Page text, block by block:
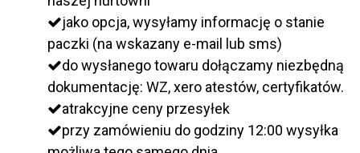
jako opcja, wysyłamy informację o stanie
paczki (na wskazany e-mail lub sms)
do wysłanego towaru dołączamy niezbędną
dokumentację: WZ, xero atestów, certyfikatów.
atrakcyjne ceny przesyłek
przy zamówieniu do godziny 12:00 wysyłka